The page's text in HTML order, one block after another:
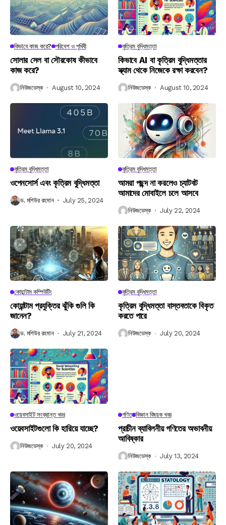
কিভাবে কাজ করে? পরিবেশ ও পৃথিবী
সোলার সেল বা সৌরকোষ কীভাবে
কাজ করে?
নিউজডেস্ক August 10, 2024
কৃত্রিম বুদ্ধিমত্তা
কিভাবে AI বা কৃত্রিম বুদ্ধিমত্তার
স্ক্যাম থেকে নিজেকে রক্ষা করবেন?
নিউজডেস্ক August 10, 2024
কৃত্রিম বুদ্ধিমত্তা
ওপেনসোর্স এবং কৃত্রিম বুদ্ধিমত্তা
ড. মশিউর রহমান July 25, 2024
কৃত্রিম বুদ্ধিমত্তা
আমরা পছন্দ না করলেও চ্যাটবট
আমাদের মোবাইলে চলে আসবে
নিউজডেস্ক July 22, 2024
কোয়ান্টাম কম্পিউটিং
কোয়ান্টাম প্রযুক্তির ঝুঁকি গুলি কি
জানেন?
ড. মশিউর রহমান July 21, 2024
কৃত্রিম বুদ্ধিমত্তা
কৃত্রিম বুদ্ধিমত্তা বাস্তবতাকে বিকৃত
করতে পারে
নিউজডেস্ক July 20, 2024
ওয়েবসাইট সংক্রান্ত খবর
ওয়েবসাইটগুলো কি হারিয়ে যাচ্ছে?
নিউজডেস্ক July 20, 2024
গণিত বিজ্ঞান বিষয়ক খবর
প্রাচীন ব্যাবিলনীয় গণিতের অভাবনীয়
আবিষ্কার
নিউজডেস্ক July 13, 2024